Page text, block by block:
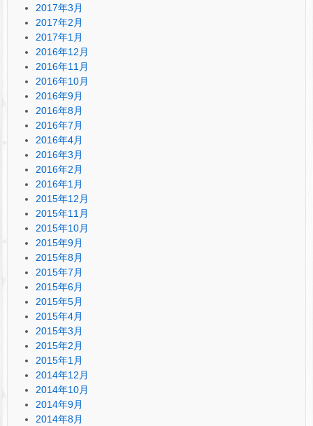
2017年3月
2017年2月
2017年1月
2016年12月
2016年11月
2016年10月
2016年9月
2016年8月
2016年7月
2016年4月
2016年3月
2016年2月
2016年1月
2015年12月
2015年11月
2015年10月
2015年9月
2015年8月
2015年7月
2015年6月
2015年5月
2015年4月
2015年3月
2015年2月
2015年1月
2014年12月
2014年10月
2014年9月
2014年8月